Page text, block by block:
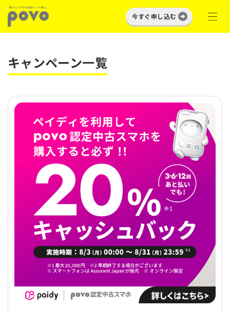
今すぐ申し込む
キャンペーン一覧